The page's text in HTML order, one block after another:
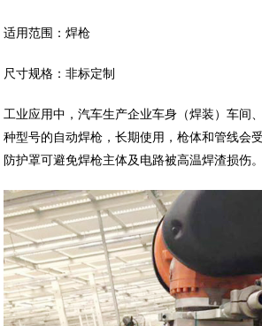
适用范围：焊枪
尺寸规格：非标定制
工业应用中，汽车生产企业车身（焊装）车间
种型号的自动焊枪，长期使用，枪体和管线会
防护罩可避免焊枪主体及电路被高温焊渣损伤。